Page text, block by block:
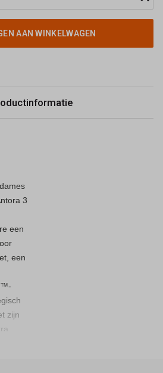
AAN WINKELWAGEN
3
een
een
zijn
hebt,